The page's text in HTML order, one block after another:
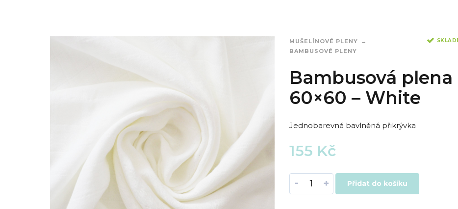
MUŠELÍNOVÉ PLENY
BAMBUSOVÉ PLENY
Bambusová plena
60×60 – White
Jednobarevná bavlněná přikrývka
155 Kč
- + Přidat do košíku